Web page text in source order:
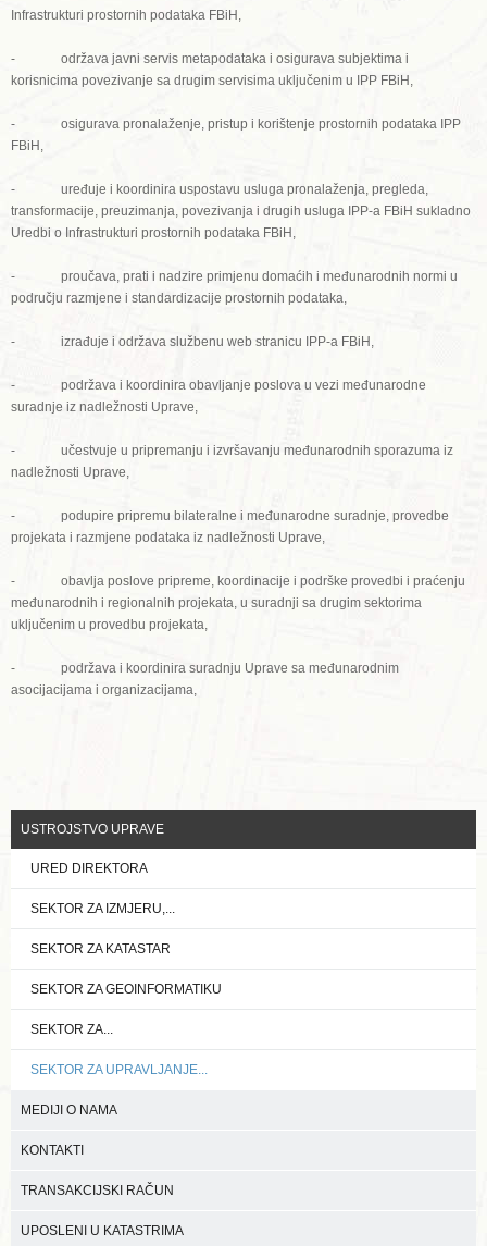
Infrastrukturi prostornih podataka FBiH,
- održava javni servis metapodataka i osigurava subjektima i
korisnicima povezivanje sa drugim servisima uključenim u IPP FBiH,
- osigurava pronalaženje, pristup i korištenje prostornih podataka IPP
FBiH,
- uređuje i koordinira uspostavu usluga pronalaženja, pregleda,
transformacije, preuzimanja, povezivanja i drugih usluga IPP-a FBiH sukladno
Uredbi o Infrastrukturi prostornih podataka FBiH,
- proučava, prati i nadzire primjenu domaćih i međunarodnih normi u
području razmjene i standardizacije prostornih podataka,
- izrađuje i održava službenu web stranicu IPP-a FBiH,
- podržava i koordinira obavljanje poslova u vezi međunarodne
suradnje iz nadležnosti Uprave,
- učestvuje u pripremanju i izvršavanju međunarodnih sporazuma iz
nadležnosti Uprave,
- podupire pripremu bilateralne i međunarodne suradnje, provedbe
projekata i razmjene podataka iz nadležnosti Uprave,
- obavlja poslove pripreme, koordinacije i podrške provedbi i praćenju
međunarodnih i regionalnih projekata, u suradnji sa drugim sektorima
uključenim u provedbu projekata,
- podržava i koordinira suradnju Uprave sa međunarodnim
asocijacijama i organizacijama,
USTROJSTVO UPRAVE
URED DIREKTORA
SEKTOR ZA IZMJERU,...
SEKTOR ZA KATASTAR
SEKTOR ZA GEOINFORMATIKU
SEKTOR ZA...
SEKTOR ZA UPRAVLJANJE...
MEDIJI O NAMA
KONTAKTI
TRANSAKCIJSKI RAČUN
UPOSLENI U KATASTRIMA